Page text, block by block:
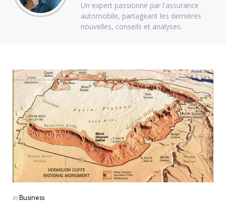
Un expert passionné par l'assurance
automobile, partageant les dernières
nouvelles, conseils et analyses.
Categories
Posted
inBusiness